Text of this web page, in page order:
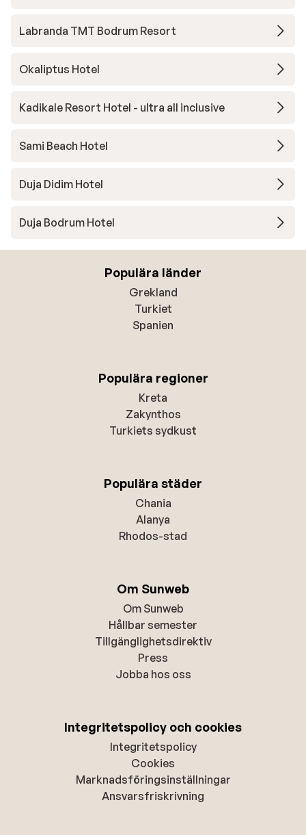
Labranda TMT Bodrum Resort
Okaliptus Hotel
Kadikale Resort Hotel - ultra all inclusive
Sami Beach Hotel
Duja Didim Hotel
Duja Bodrum Hotel
Populära länder
Grekland
Turkiet
Spanien
Populära regioner
Kreta
Zakynthos
Turkiets sydkust
Populära städer
Chania
Alanya
Rhodos-stad
Om Sunweb
Om Sunweb
Hållbar semester
Tillgänglighetsdirektiv
Press
Jobba hos oss
Integritetspolicy och cookies
Integritetspolicy
Cookies
Marknadsföringsinställningar
Ansvarsfriskrivning